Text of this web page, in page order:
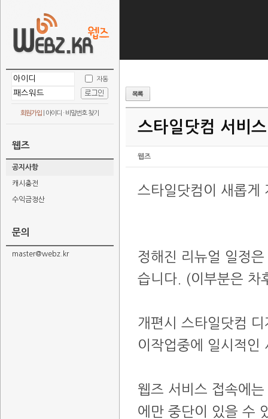
자동
회원가입 아이디 · 비밀번호 찾기
웹즈
공지사항
캐시충전
수익금정산
문의
master@webz.kr
스타일닷컴 서비
웹즈
스타일닷컴이 새롭게
정해진 리뉴얼 일정
습니다. (이부분은 차
개편시 스타일닷컴
이작업중에 일시적
웹즈 서비스 접속에
에만 중단이 있을 수